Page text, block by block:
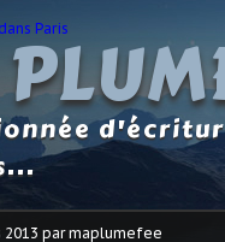
2013 par maplumefee